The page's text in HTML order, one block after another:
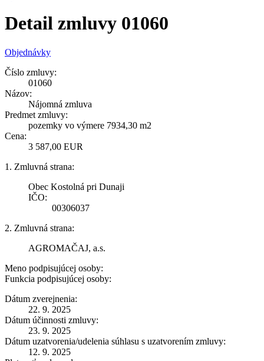
Detail zmluvy 01060
Objednávky
Číslo zmluvy:
01060
Názov:
Nájomná zmluva
Predmet zmluvy:
pozemky vo výmere 7934,30 m2
Cena:
3 587,00 EUR
1. Zmluvná strana:
Obec Kostolná pri Dunaji
IČO:
00306037
2. Zmluvná strana:
AGROMAČAJ, a.s.
Meno podpisujúcej osoby:
Funkcia podpisujúcej osoby:
Dátum zverejnenia:
22. 9. 2025
Dátum účinnosti zmluvy:
23. 9. 2025
Dátum uzatvorenia/udelenia súhlasu s uzatvorením zmluvy:
12. 9. 2025